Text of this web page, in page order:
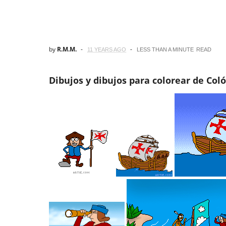
by R.M.M. 11 YEARS AGO LESS THAN A MINUTE READ
Dibujos y dibujos para colorear de